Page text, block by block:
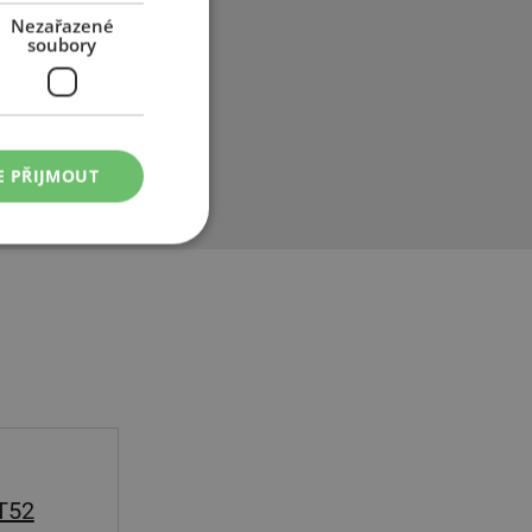
tradici,
a
SUV a
kvality,
přední
a stala se
Nezařazené
soubory
PŘIJMOUT